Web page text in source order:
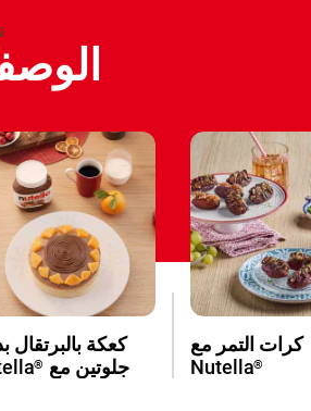
كرات التمر مع
®
Nutella
كعكة بالبرتقال
جلوتين مع ®